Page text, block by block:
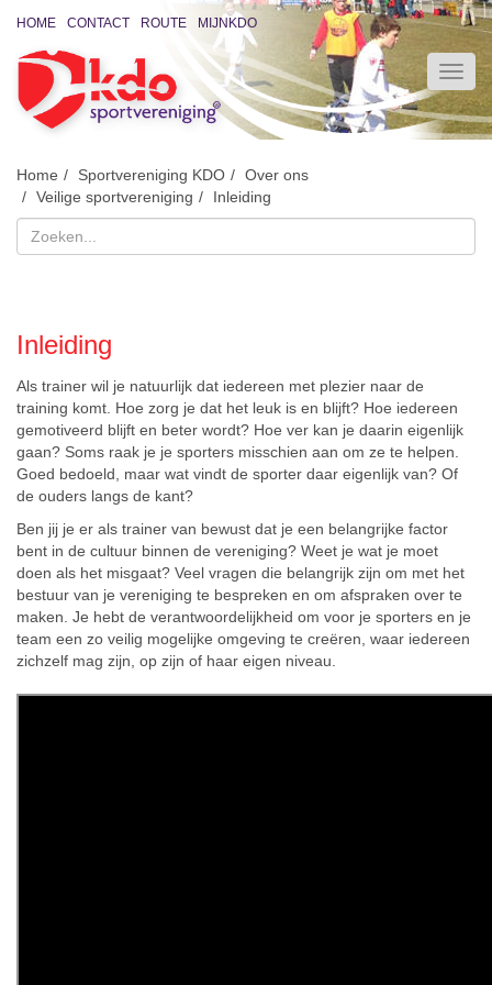
HOME CONTACT ROUTE MIJNKDO
Home Sportvereniging KDO
Over ons
Veilige sportvereniging
Inleiding
Inleiding
Als trainer wil je natuurlijk dat iedereen met plezier naar de
training komt. Hoe zorg je dat het leuk is en blijft? Hoe iedereen
gemotiveerd blijft en beter wordt? Hoe ver kan je daarin eigenlijk
gaan? Soms raak je je sporters misschien aan om ze te helpen.
Goed bedoeld, maar wat vindt de sporter daar eigenlijk van? Of
de ouders langs de kant?
Ben jij je er als trainer van bewust dat je een belangrijke factor
bent in de cultuur binnen de vereniging? Weet je wat je moet
doen als het misgaat? Veel vragen die belangrijk zijn om met het
bestuur van je vereniging te bespreken en om afspraken over te
maken. Je hebt de verantwoordelijkheid om voor je sporters en je
team een zo veilig mogelijke omgeving te creëren, waar iedereen
zichzelf mag zijn, op zijn of haar eigen niveau.